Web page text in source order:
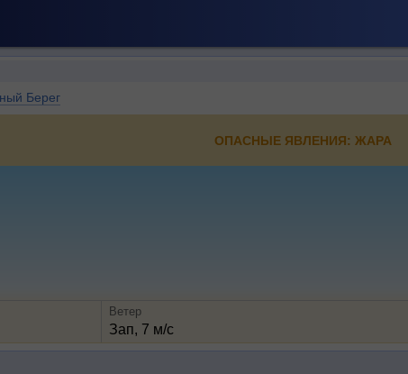
Берег
ОПАСНЫЕ ЯВЛЕНИЯ: ЖАРА
Ветер
Зап, 7 м/с